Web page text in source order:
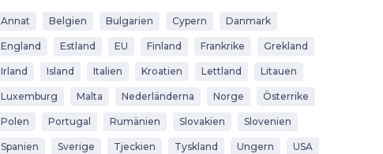
Annat Belgien Bulgarien Cypern Danmark
England Estland EU Finland Frankrike Grekland
Irland Island Italien Kroatien Lettland Litauen
Luxemburg Malta Nederländerna Norge Österrike
Polen Portugal Rumänien Slovakien Slovenien
Spanien Sverige Tjeckien Tyskland Ungern USA